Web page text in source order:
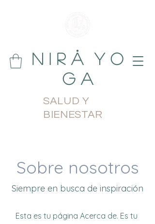
N i r å Y o
g a
SALUD Y
BIENESTAR
Sobre nosotros
Siempre en busca de inspiración
Esta es tu página Acerca de. Es tu